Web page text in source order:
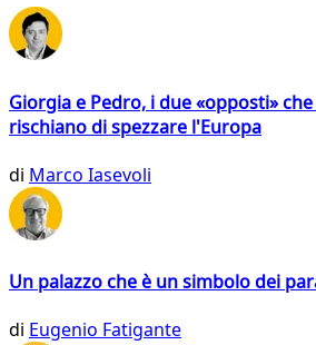
Giorgia e Pedro, i due «opposti»
rischiano di spezzare l'Europa
di Marco Iasevoli
Un palazzo che è un simbolo dei
di Eugenio Fatigante